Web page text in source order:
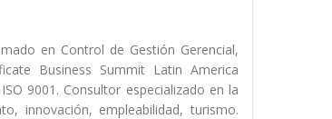
en Control de Gestión Gerencial,
Business Summit Latin America
9001. Consultor especializado en la
innovación, empleabilidad, turismo.